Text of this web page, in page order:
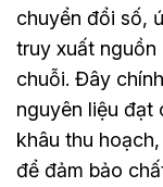
chuyển đổi số,
truy xuất
chuỗi. Đây
nguyên liệu đạt
khâu thu
để đảm bảo